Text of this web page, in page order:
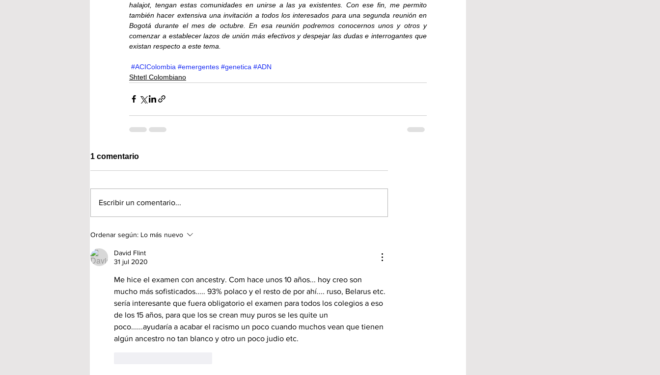
halajot, tengan estas comunidades en unirse a las ya existentes. Con ese fin, me permito
también hacer extensiva una invitación a todos los interesados para una segunda reunión en
Bogotá durante el mes de octubre. En esa reunión podremos conocernos unos y otros y
comenzar a establecer lazos de unión más efectivos y despejar las dudas e interrogantes que
existan respecto a este tema.
#ACIColombia #emergentes #genetica #ADN
Shtetl Colombiano
1 comentario
Escribir un comentario...
Ordenar según: Lo más nuevo
David Flint
31 jul 2020
Me hice el examen con ancestry. Com hace unos 10 años... hoy creo son
mucho más sofisticados..... 93% polaco y el resto de por ahí.... ruso, Belarus etc.
sería interesante que fuera obligatorio el examen para todos los colegios a eso
de los 15 años, para que los se crean muy puros se les quite un
poco......ayudaría a acabar el racismo un poco cuando muchos vean que tienen
algún ancestro no tan blanco y otro un poco judio etc.